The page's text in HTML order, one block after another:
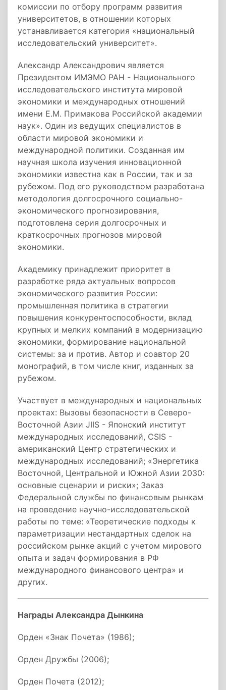
комиссии по отбору программ развития
университетов, в отношении которых
устанавливается категория «национальный
исследовательский университет».
Александр Александрович является
Президентом ИМЭМО РАН - Национального
исследовательского института мировой
экономики и международных отношений
имени Е.М. Примакова Российской академии
наук». Один из ведущих специалистов в
области мировой экономики и
международной политики. Созданная им
научная школа изучения инновационной
экономики известна как в России, так и за
рубежом. Под его руководством разработана
методология долгосрочного социально-
экономического прогнозирования,
подготовлена серия долгосрочных и
краткосрочных прогнозов мировой
экономики.
Академику принадлежит приоритет в
разработке ряда актуальных вопросов
экономического развития России:
промышленная политика в стратегии
повышения конкурентоспособности, вклад
крупных и мелких компаний в модернизацию
экономики, формирование национальной
системы: за и против. Автор и соавтор 20
монографий, в том числе книг, изданных за
рубежом.
Участвует в международных и национальных
проектах: Вызовы безопасности в Северо-
Восточной Азии JIIS - Японский институт
международных исследований, CSIS -
американский Центр стратегических и
международных исследований; «Энергетика
Восточной, Центральной и Южной Азии 2030:
основные сценарии и риски»; Заказ
Федеральной службы по финансовым рынкам
на проведение научно-исследовательской
работы по теме: «Теоретические подходы к
параметризации нестандартных сделок на
российском рынке акций с учетом мирового
опыта и задач формирования в РФ
международного финансового центра» и
других.
Награды Александра Дынкина
Орден «Знак Почета» (1986);
Орден Дружбы (2006);
Орден Почета (2012);